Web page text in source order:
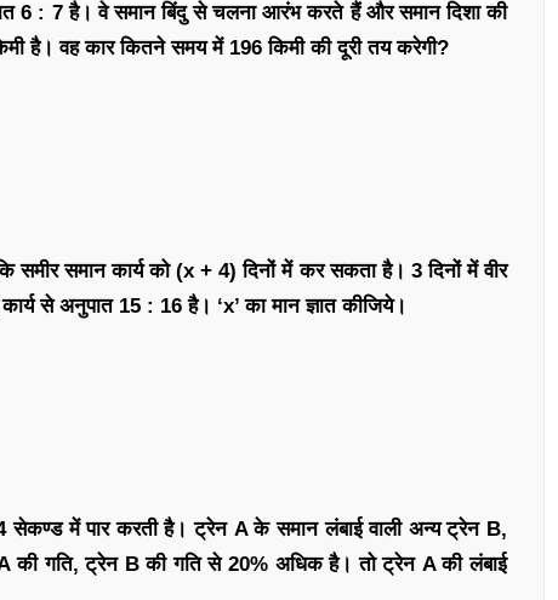
6 : 7 है। वे समान बिंदु से चलना आरंभ करते हैं और समान दिशा की
है। वह कार कितने समय में 196 किमी की दूरी तय करेगी?
समीर समान कार्य को (x + 4) दिनों में कर सकता है। 3 दिनों में वीर
कार्य से अनुपात 15 : 16 है। ‘x’ का मान ज्ञात कीजिये।
सेकण्ड में पार करती है। ट्रेन A के समान लंबाई वाली अन्य ट्रेन B,
गति, ट्रेन B की गति से 20% अधिक है। तो ट्रेन A की लंबाई